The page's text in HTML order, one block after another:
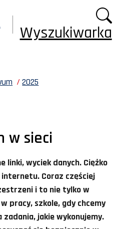
Wyszukiwarka
2025
w sieci
linki, wyciek danych. Ciężko
Coraz częściej
i to nie tylko w
pracy, szkole, gdy chcemy
jakie wykonujemy.